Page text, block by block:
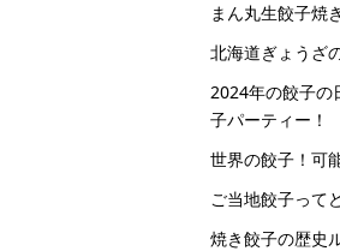
まん丸生餃子焼
北海道ぎょうざ
2024年の餃子の
子パーティー！
世界の餃子！可
ご当地餃子って
焼き餃子の歴史